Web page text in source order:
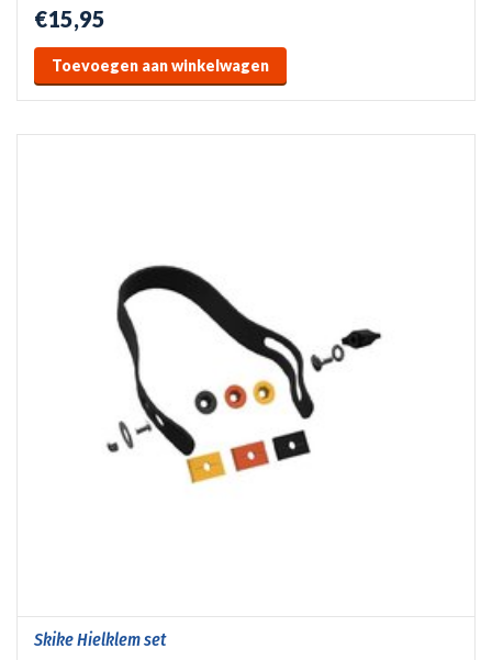
€15,95
Toevoegen aan winkelwagen
Skike Hielklem set